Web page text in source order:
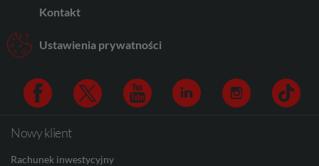
CAD
Kontakt
Ustawienia prywatności
Facebook
Nowy klient
Rachunek inwestycyjny